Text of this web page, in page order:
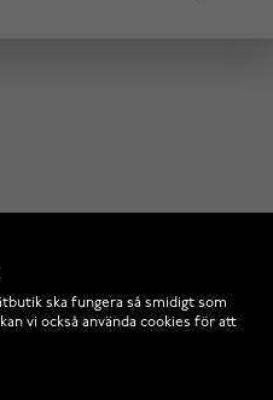
ska fungera så smidigt som
vi också använda cookies för att